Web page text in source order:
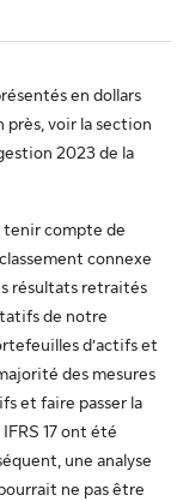
en dollars
près, voir la section
2023 de la
tenir compte de
connexe
résultats retraités
de notre
d’actifs et
des mesures
et faire passer la
17 ont été
une analyse
ne pas être